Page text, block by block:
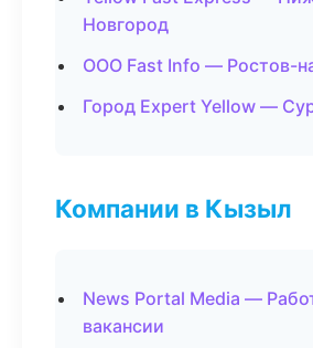
Новгород
ООО Fast Info — Ростов-
Город Expert Yellow —
Компании в Кызыл
News Portal Media —
вакансии